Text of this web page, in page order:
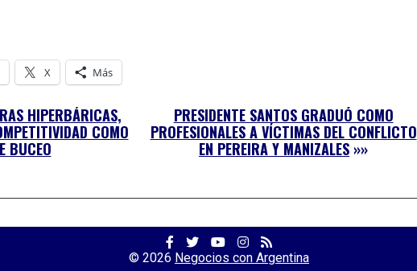
X Más
HIPERBÁRICAS,
COMO
BUCEO
PRESIDENTE SANTOS GRADUÓ COMO
PROFESIONALES A VÍCTIMAS DEL CONFLICTO
EN PEREIRA Y MANIZALES »»
Facebook
Profile
Twitter
Profile
YouTube
Channel
Facebook
Profile
RSS
Feed
© 2026 Negocios con Argentina